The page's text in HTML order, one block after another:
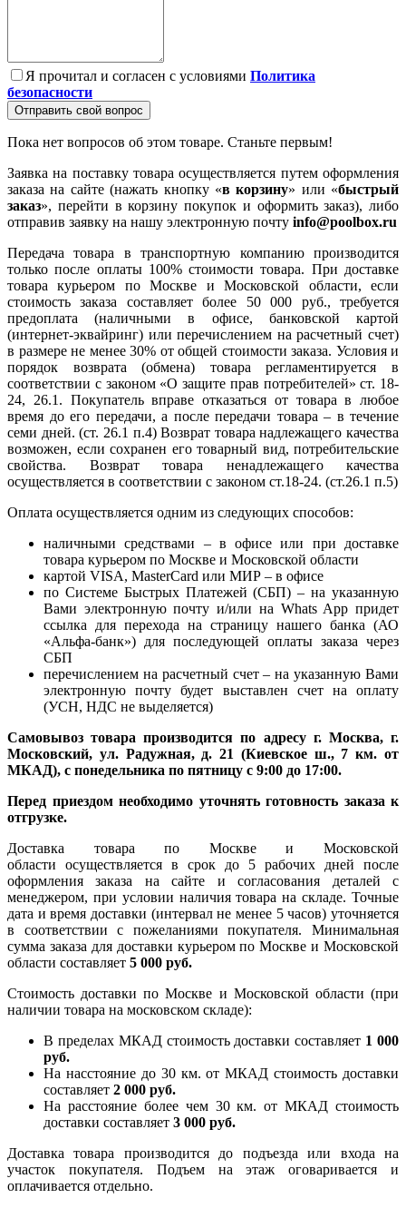
Я прочитал и согласен с условиями Политика
безопасности
Отправить свой вопрос
Пока нет вопросов об этом товаре. Станьте первым!
Заявка на поставку товара осуществляется путем оформления
заказа на сайте (нажать кнопку «в корзину» или «быстрый
заказ», перейти в корзину покупок и оформить заказ), либо
отправив заявку на нашу электронную почту info@poolbox.ru
Передача товара в транспортную компанию производится
только после оплаты 100% стоимости товара. При доставке
товара курьером по Москве и Московской области, если
стоимость заказа составляет более 50 000 руб., требуется
предоплата (наличными в офисе, банковской картой
(интернет-эквайринг) или перечислением на расчетный счет)
в размере не менее 30% от общей стоимости заказа. Условия и
порядок возврата (обмена) товара регламентируется в
соответствии с законом «О защите прав потребителей» ст. 18-
24, 26.1. Покупатель вправе отказаться от товара в любое
время до его передачи, а после передачи товара – в течение
семи дней. (ст. 26.1 п.4) Возврат товара надлежащего качества
возможен, если сохранен его товарный вид, потребительские
свойства. Возврат товара ненадлежащего качества
осуществляется в соответствии с законом ст.18-24. (ст.26.1 п.5)
Оплата осуществляется одним из следующих способов:
наличными средствами – в офисе или при доставке
товара курьером по Москве и Московской области
картой VISA, MasterCard или МИР – в офисе
по Системе Быстрых Платежей (СБП) – на указанную
Вами электронную почту и/или на Whats App придет
ссылка для перехода на страницу нашего банка (АО
«Альфа-банк») для последующей оплаты заказа через
СБП
перечислением на расчетный счет – на указанную Вами
электронную почту будет выставлен счет на оплату
(УСН, НДС не выделяется)
Самовывоз товара производится по адресу г. Москва, г.
Московский, ул. Радужная, д. 21 (Киевское ш., 7 км. от
МКАД), с понедельника по пятницу с 9:00 до 17:00.
Перед приездом необходимо уточнять готовность заказа к
отгрузке.
Доставка товара по Москве и Московской
области осуществляется в срок до 5 рабочих дней после
оформления заказа на сайте и согласования деталей с
менеджером, при условии наличия товара на складе. Точные
дата и время доставки (интервал не менее 5 часов) уточняется
в соответствии с пожеланиями покупателя. Минимальная
сумма заказа для доставки курьером по Москве и Московской
области составляет 5 000 руб.
Стоимость доставки по Москве и Московской области (при
наличии товара на московском складе):
В пределах МКАД стоимость доставки составляет 1 000
руб.
На насcтояние до 30 км. от МКАД стоимость доставки
составляет 2 000 руб.
На расстояние более чем 30 км. от МКАД стоимость
доставки составляет 3 000 руб.
Доставка товара производится до подъезда или входа на
участок покупателя. Подъем на этаж оговаривается и
оплачивается отдельно.